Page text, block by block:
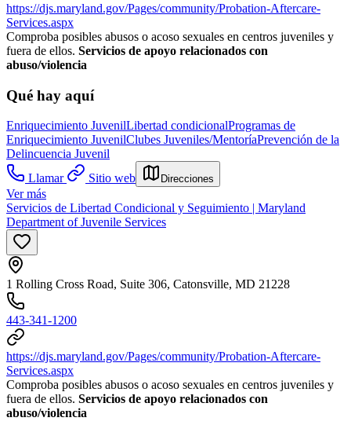
https://djs.maryland.gov/Pages/community/Probation-Aftercare-
Services.aspx
Comproba posibles abusos o acoso sexuales en centros juveniles y
fuera de ellos. Servicios de apoyo relacionados con
abuso/violencia
Qué hay aquí
Enriquecimiento JuvenilLibertad condicionalProgramas de
Enriquecimiento JuvenilClubes Juveniles/MentoríaPrevención de la
Delincuencia Juvenil
Llamar
Sitio web Direcciones
Ver más
Servicios de Libertad Condicional y Seguimiento | Maryland
Department of Juvenile Services
1 Rolling Cross Road, Suite 306, Catonsville, MD 21228
443-341-1200
https://djs.maryland.gov/Pages/community/Probation-Aftercare-
Services.aspx
Comproba posibles abusos o acoso sexuales en centros juveniles y
fuera de ellos. Servicios de apoyo relacionados con
abuso/violencia